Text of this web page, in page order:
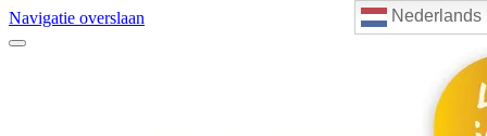
Nederlands
Navigatie overslaan